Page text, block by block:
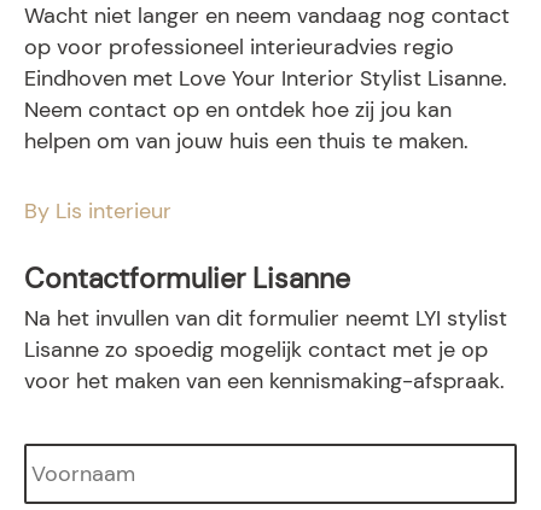
Wacht niet langer en neem vandaag nog contact
op voor professioneel interieuradvies regio
Eindhoven met Love Your Interior Stylist Lisanne.
Neem contact op en ontdek hoe zij jou kan
helpen om van jouw huis een thuis te maken.
By Lis interieur
Contactformulier Lisanne
Na het invullen van dit formulier neemt LYI stylist
Lisanne zo spoedig mogelijk contact met je op
voor het maken van een kennismaking-afspraak.
Voornaam *